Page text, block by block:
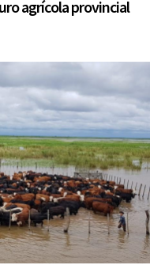
agrícola provincial